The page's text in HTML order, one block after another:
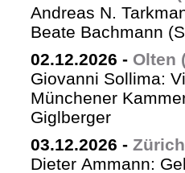
Andreas N.
Beate Bachmann
02.12.2026 - Olten
Giovanni Sollima:
Münchener
Giglberger
03.12.2026 -
Dieter Ammann: